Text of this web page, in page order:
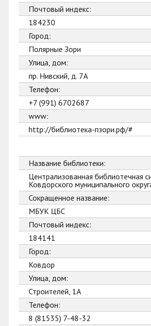
Почтовый индекс:
184230
Город:
Полярные Зори
Улица, дом:
пр. Нивский, д. 7А
Телефон:
+7 (991) 6702687
www:
http://библиотека-пзори.рф/#
Название библиотеки:
Централизованная библиотечная
Ковдорского муниципального
Сокращенное название:
МБУК ЦБС
Почтовый индекс:
184141
Город:
Ковдор
Улица, дом:
Строителей, 1А
Телефон:
8 (81535) 7-48-32